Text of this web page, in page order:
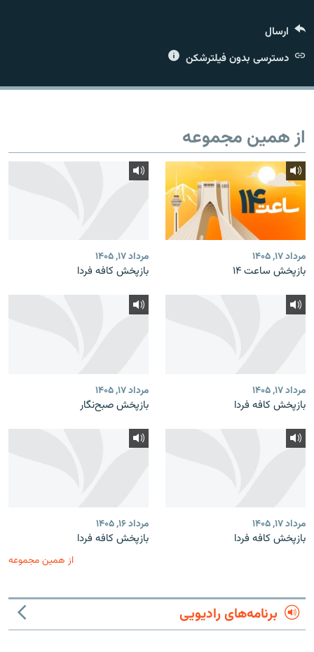
زبان‌های دیگر
ارسال
دسترسی بدون فیلترشکن
از همین مجموعه
مرداد ۱۷, ۱۴۰۵
بازپخش ساعت ۱۴
مرداد ۱۷, ۱۴۰۵
بازپخش کافه فردا
مرداد ۱۷, ۱۴۰۵
بازپخش کافه فردا
مرداد ۱۷, ۱۴۰۵
بازپخش صبح‌نگار
مرداد ۱۷, ۱۴۰۵
بازپخش کافه فردا
مرداد ۱۶, ۱۴۰۵
بازپخش کافه فردا
از همین مجموعه
برنامه‌های رادیویی